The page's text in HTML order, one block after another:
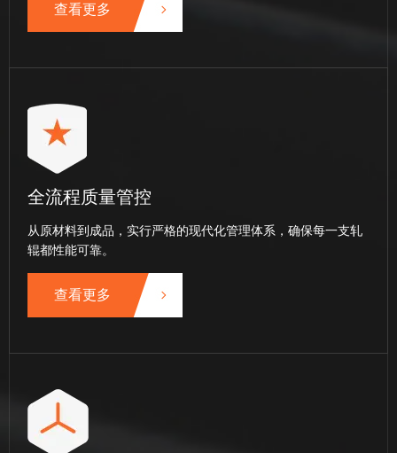
查看更多
全流程质量管控
从原材料到成品，实行严格的现代化管理体系，确保每一支轧
辊都性能可靠。
查看更多